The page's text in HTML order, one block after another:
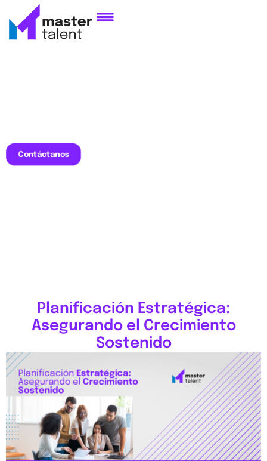
Contáctanos
Planificación Estratégica:
Asegurando el Crecimiento
Sostenido